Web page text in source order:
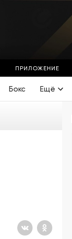
ПРИЛОЖЕНИЕ
Бокс Ещё